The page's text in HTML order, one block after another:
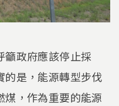
籲政府應該停止採
的是，能源轉型步伐
煤，作為重要的能源